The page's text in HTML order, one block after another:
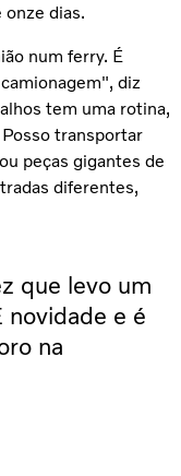
onze dias.
num ferry. É
diz
tem uma rotina,
transportar
peças gigantes de
diferentes,
que levo um
novidade e é
na